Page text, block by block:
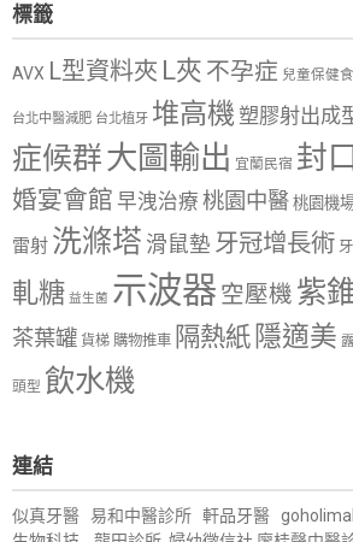
標籤
AVX L型資料夾 L夾 不孕症 兒童保健
台北中醫減肥 台北植牙 堆高機塑膠射出成
症候群大圖輸出 宜蘭民宿 封
婚宴會館 早洩治療 桃園中醫 桃園機
雷射 洗滌塔 滑鼠墊 牙冠增長術
軋糖 益生菌 示波器 空壓機 紫
茶葉罐 貨梯 購物推車 隔熱紙 隱適美
頭型 飲水機
連結
似真牙醫 易和中醫診所 軒品牙醫